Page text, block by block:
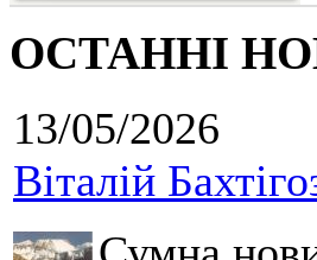
ОСТАННІ
13/05/2026
Віталій